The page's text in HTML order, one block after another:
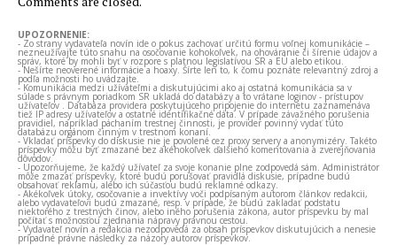
UPOZORNENIE:
- Zo strany vydavateľa novín ide o pokus zachovať určitú formu voľnej komunikácie –
nezneužívajte túto snahu na osočovanie kohokoľvek, na ohováranie či šírenie údajov a
správ, ktoré by mohli byť v rozpore s platnou legislatívou SR a EÚ alebo etikou.
- Nešírte neoverené informácie a hoaxy. Šírte len to, k čomu poznáte relevantný zdroj a
podľa možnosti ho uvádzajte.
- Komunikácia medzi užívateľmi a diskutujúcimi ako aj ostatná komunikácia sa v
súlade s právnym poriadkom SR ukladá do databázy a to vrátane loginov - prístupov
užívateľov . Databáza providera poskytujúceho pripojenie do internetu zaznamenáva
tiež IP adresy užívateľov a ostatné identifikačné dáta. V prípade závažného porušenia
pravidiel, napríklad páchaním trestnej činnosti, je provider povinný vydať túto
databázu orgánom činným v trestnom konaní.
- Vkladať príspevky do diskusie nie je povolené cez proxy servery a anonymizéry. Takéto
príspevky môžu byť zmazané bez akéhokoľvek ďalšieho komentovania a zverejňovania
dôvodov.
- Upozorňujeme, že každý užívateľ za svoje konanie plne zodpovedá sám. Administrátor
môže zmazať príspevky, ktoré budú porušovať pravidlá diskusie, prípadne budú
obsahovať reklamu, alebo ich súčasťou budú reklamné odkazy.
- Akékoľvek útoky, osočovanie a invektívy voči podpísaným autorom článkov redakcii,
alebo vydavateľovi budú zmazané, resp. v prípade, že budú zakladať podstatu
niektorého z trestných činov, alebo iného porušenia zákona, autor príspevku by mal
počítať s možnosťou zjednania nápravy právnou cestou.
- Vydavateľ novín a redakcia nezodpovedá za obsah príspevkov diskutujúcich a nenesie
prípadné právne následky za názory autorov príspevkov.